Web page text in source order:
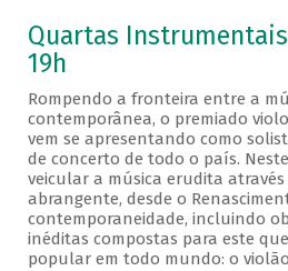
Quartas Instrumentais
19h
Rompendo a fronteira entre a
contemporânea, o premiado
vem se apresentando como
de concerto de todo o país.
veicular a música erudita
abrangente, desde o
contemporaneidade, incluindo
inéditas compostas para este
popular em todo mundo: o